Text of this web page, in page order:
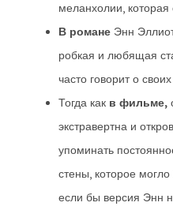
меланхолии, которая
В романе Энн
робкая и любящая
часто говорит о
Тогда как в фильме,
экстравертна и
упоминать
стены, которое
если бы версия Энн